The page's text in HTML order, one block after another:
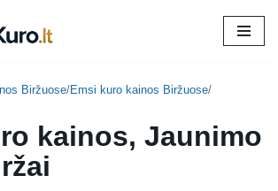
Biržuose/Emsi kuro kainos Biržuose/
kainos, Jaunimo